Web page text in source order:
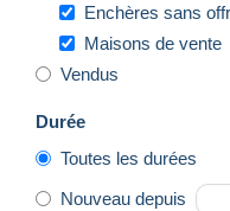
Enchères sans
Maisons de vente
Vendus
Durée
Toutes les durées
Nouveau depuis